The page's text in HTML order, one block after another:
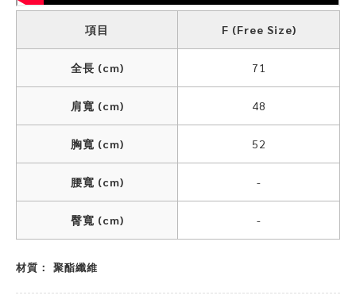
項目 F (Free Size)
全長 (cm) 71
肩寬 (cm) 48
胸寬 (cm) 52
腰寬 (cm) -
臀寬 (cm) -
材質： 聚酯纖維